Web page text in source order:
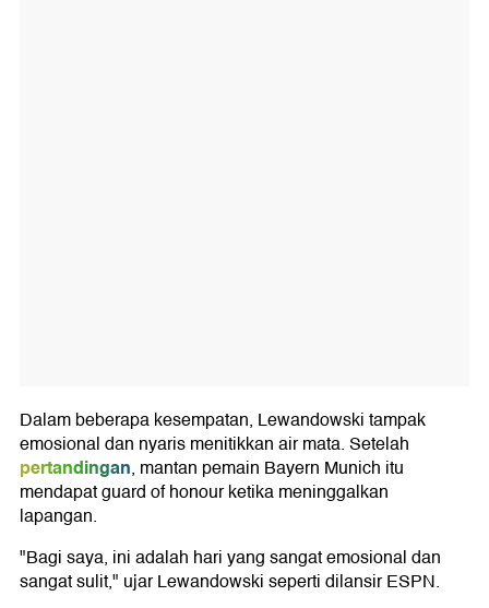
Dalam beberapa kesempatan, Lewandowski tampak
emosional dan nyaris menitikkan air mata. Setelah
pertandingan, mantan pemain Bayern Munich itu
mendapat guard of honour ketika meninggalkan
lapangan.
"Bagi saya, ini adalah hari yang sangat emosional dan
sangat sulit," ujar Lewandowski seperti dilansir ESPN.